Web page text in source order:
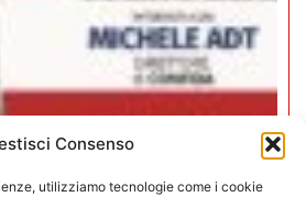
Consenso
utilizziamo tecnologie come i cookie